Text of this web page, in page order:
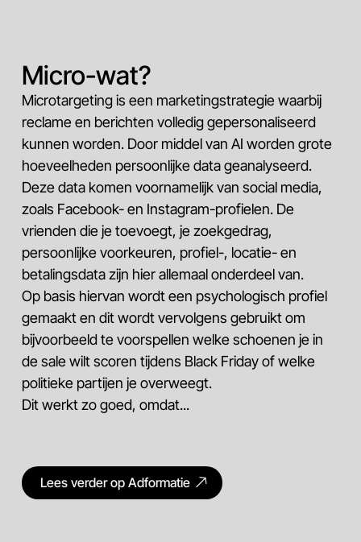
Micro-wat?
Microtargeting is een marketingstrategie waarbij
reclame en berichten volledig gepersonaliseerd
kunnen worden. Door middel van AI worden grote
hoeveelheden persoonlijke data geanalyseerd.
Deze data komen voornamelijk van social media,
zoals Facebook- en Instagram-profielen. De
vrienden die je toevoegt, je zoekgedrag,
persoonlijke voorkeuren, profiel-, locatie- en
betalingsdata zijn hier allemaal onderdeel van.
Op basis hiervan wordt een psychologisch profiel
gemaakt en dit wordt vervolgens gebruikt om
bijvoorbeeld te voorspellen welke schoenen je in
de sale wilt scoren tijdens Black Friday of welke
politieke partijen je overweegt.
Dit werkt zo goed, omdat...
Lees verder op Adformatie